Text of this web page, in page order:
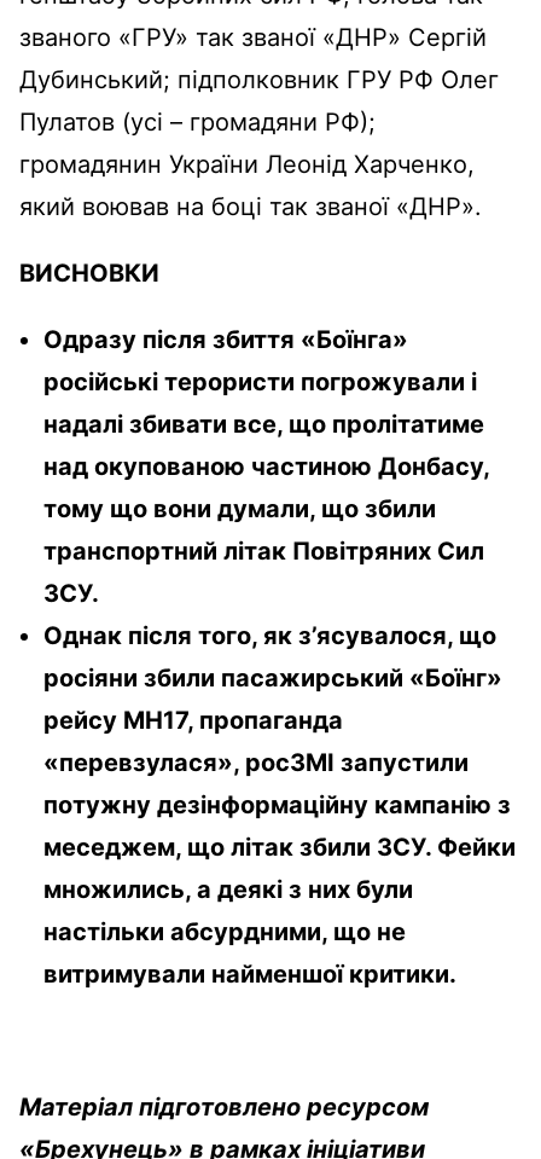
званого «ГРУ» так званої «ДНР» Сергій
Дубинський; підполковник ГРУ РФ Олег
Пулатов (усі – громадяни РФ);
громадянин України Леонід Харченко,
який воював на боці так званої «ДНР».
ВИСНОВКИ
Одразу після збиття «Боїнга»
російські терористи погрожували і
надалі збивати все, що пролітатиме
над окупованою частиною Донбасу,
тому що вони думали, що збили
транспортний літак Повітряних Сил
ЗСУ.
Однак після того, як з’ясувалося, що
росіяни збили пасажирський «Боїнг»
рейсу МН17, пропаганда
«перевзулася», росЗМІ запустили
потужну дезінформаційну кампанію з
меседжем, що літак збили ЗСУ. Фейки
множились, а деякі з них були
настільки абсурдними, що не
витримували найменшої критики.
Матеріал підготовлено ресурсом
«Брехунець» в рамках ініціативи